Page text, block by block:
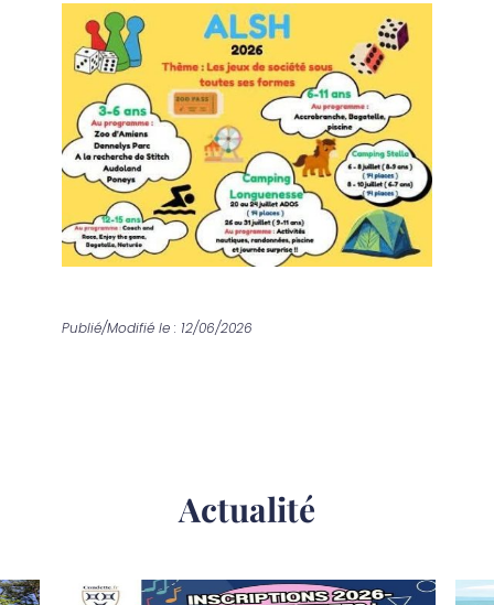
Publié/Modifié le : 12/06/2026
Actualité